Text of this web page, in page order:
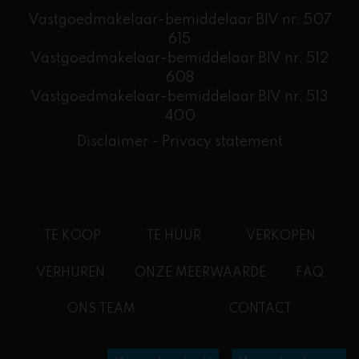
Vastgoedmakelaar-bemiddelaar BIV nr. 507
615
Vastgoedmakelaar-bemiddelaar BIV nr. 512
608
​Vastgoedmakelaar-bemiddelaar BIV nr. 513
400
Disclaimer - Privacy statement
TE KOOP TE HUUR VERKOPEN
VERHUREN ONZE MEERWAARDE FAQ
ONS TEAM CONTACT